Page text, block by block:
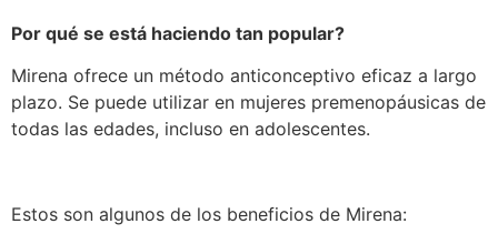
Por qué se está haciendo tan popular?
Mirena ofrece un método anticonceptivo eficaz a largo
plazo. Se puede utilizar en mujeres premenopáusicas de
todas las edades, incluso en adolescentes.
Estos son algunos de los beneficios de Mirena: